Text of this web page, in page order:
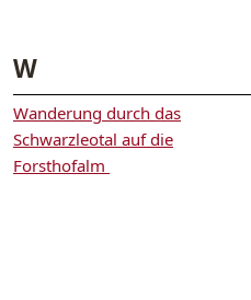
W
Wanderung durch das
Schwarzleotal auf die
Forsthofalm